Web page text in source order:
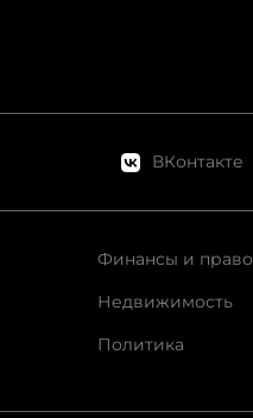
ВКонтакте
Финансы и право
Недвижимость
Политика